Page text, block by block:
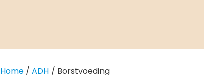
Home / ADH / Borstvoeding